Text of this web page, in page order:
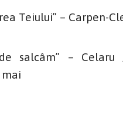
Teiului” – Carpen-
salcâm” –